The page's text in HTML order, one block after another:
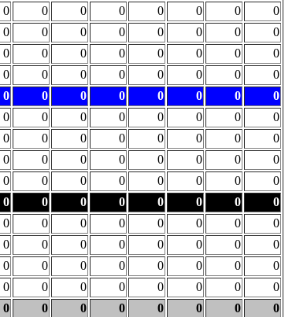
0 0 0 0 0 0 0
0
0 0 0 0 0 0 0
0
0 0 0 0 0 0 0
0
0 0 0 0 0 0 0
0
0 0 0 0 0 0 0 0
0 0 0 0 0 0 0
0
0 0 0 0 0 0 0
0
0 0 0 0 0 0 0
0
0 0 0 0 0 0 0
0
0 0 0 0 0 0 0 0
0 0 0 0 0 0 0
0
0 0 0 0 0 0 0
0
0 0 0 0 0 0 0
0
0 0 0 0 0 0 0
0
0 0 0 0 0 0 0 0